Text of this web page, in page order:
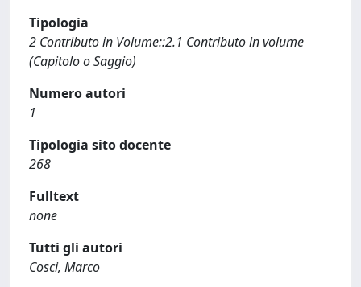
Tipologia
2 Contributo in Volume::2.1 Contributo in volume
(Capitolo o Saggio)
Numero autori
1
Tipologia sito docente
268
Fulltext
none
Tutti gli autori
Cosci, Marco